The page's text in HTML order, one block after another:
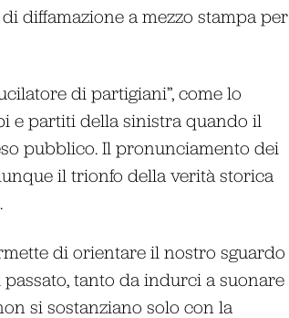
diffamazione a mezzo stampa per
di partigiani”, come lo
e partiti della sinistra quando il
pubblico. Il pronunciamento dei
il trionfo della verità storica
di orientare il nostro sguardo
tanto da indurci a suonare
si sostanziano solo con la